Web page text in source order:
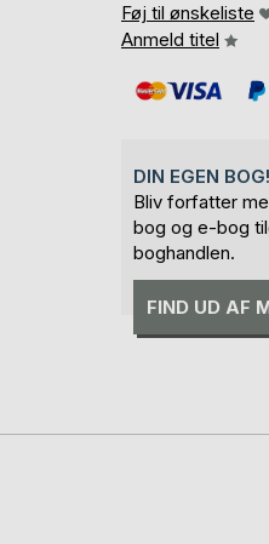
Føj til ønskeliste
Anmeld titel
DIN EGEN BOG!
Bliv forfatter
bog og e-bog
boghandlen.
FIND UD AF